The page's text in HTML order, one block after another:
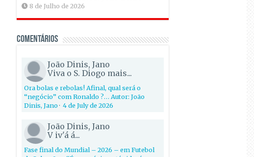
8 de Julho de 2026
Comentários
João Dinis, Jano
Viva o S. Diogo mais...
Ora bolas e rebolas! Afinal, qual será o
“negócio” com Ronaldo ?… Autor: João
Dinis, Jano· 4 de July de 2026
João Dinis, Jano
V iv'á á...
Fase final do Mundial – 2026 – em Futebol